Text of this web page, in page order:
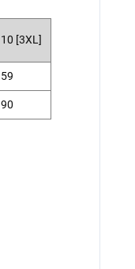
10 [3XL]
59
90